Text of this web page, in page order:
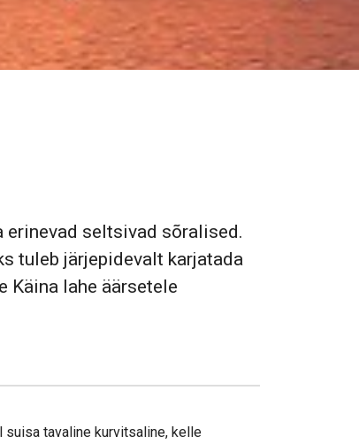
erinevad seltsivad sõralised.
tuleb järjepidevalt karjatada
Käina lahe äärsetele
suisa tavaline kurvitsaline, kelle